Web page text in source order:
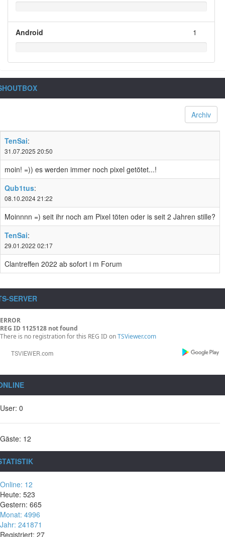
Android 1
Archiv
TenSai:
31.07.2025 20:50
moin! =)) es werden immer noch pixel getötet...!
Qub1tus:
08.10.2024 21:22
Moinnnn =) seit ihr noch am Pixel töten oder is seit 2 Jahren stille?
TenSai:
29.01.2022 02:17
Clantreffen 2022 ab sofort i m Forum
SERVER
ERROR
REG ID 1125128 not found
There is no registration for this REG ID onTSViewer.com
User: 0
Gäste: 12
Online: 12
Heute: 523
Gestern: 665
Monat: 4996
Jahr: 241871
Registriert: 27